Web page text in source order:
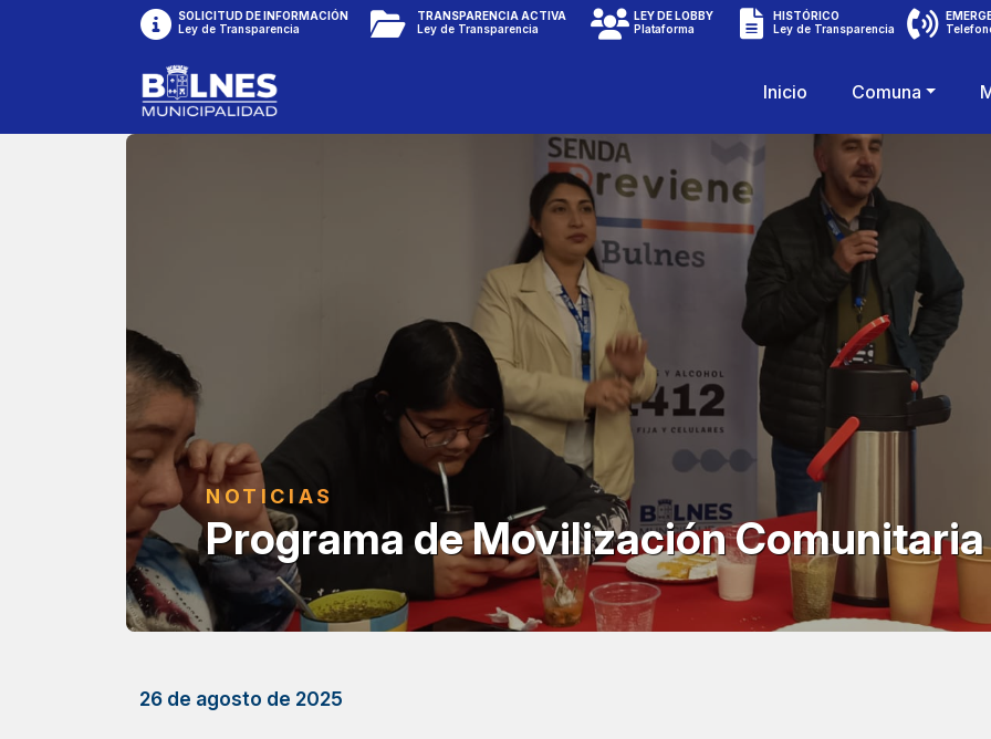
SOLICITUD DE INFORMACIÓN
Ley de Transparencia
TRANSPARENCIA ACTIVA
Ley de Transparencia
LEY DE LOBBY
Plataforma
HISTÓRICO
Ley de Transparencia
Inicio Comuna
NOTICIAS
Programa de Movilización Comunitaria
26 de agosto de 2025